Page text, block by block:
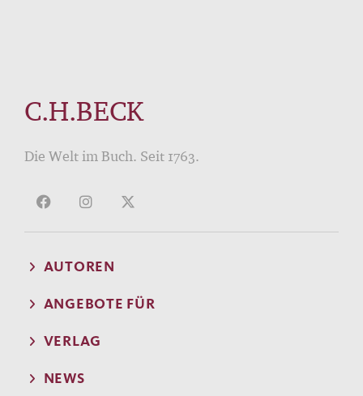
C.H.BECK
Die Welt im Buch. Seit 1763.
AUTOREN
ANGEBOTE FÜR
VERLAG
NEWS